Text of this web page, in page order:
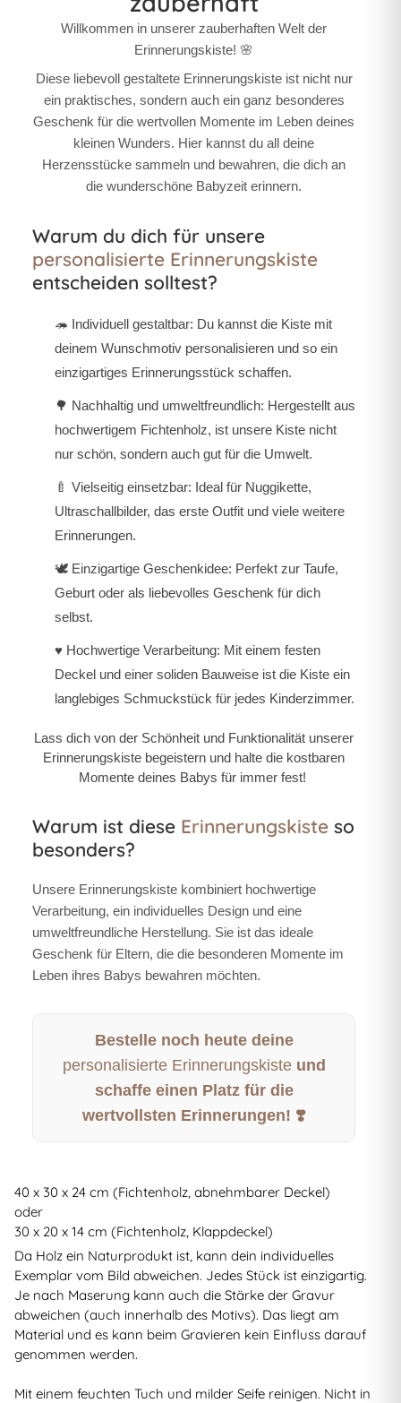
Willkommen in unserer zauberhaften Welt der
Erinnerungskiste! 🌸
Diese liebevoll gestaltete Erinnerungskiste ist nicht nur
ein praktisches, sondern auch ein ganz besonderes
Geschenk für die wertvollen Momente im Leben deines
kleinen Wunders. Hier kannst du all deine
Herzensstücke sammeln und bewahren, die dich an
die wunderschöne Babyzeit erinnern.
Warum du dich für unsere
personalisierte Erinnerungskiste
entscheiden solltest?
🦔 Individuell gestaltbar: Du kannst die Kiste mit
deinem Wunschmotiv personalisieren und so ein
einzigartiges Erinnerungsstück schaffen.
🌳 Nachhaltig und umweltfreundlich: Hergestellt aus
hochwertigem Fichtenholz, ist unsere Kiste nicht
nur schön, sondern auch gut für die Umwelt.
🍼 Vielseitig einsetzbar: Ideal für Nuggikette,
Ultraschallbilder, das erste Outfit und viele weitere
Erinnerungen.
🕊️ Einzigartige Geschenkidee: Perfekt zur Taufe,
Geburt oder als liebevolles Geschenk für dich
selbst.
♥️ Hochwertige Verarbeitung: Mit einem festen
Deckel und einer soliden Bauweise ist die Kiste ein
langlebiges Schmuckstück für jedes Kinderzimmer.
Lass dich von der Schönheit und Funktionalität unserer
Erinnerungskiste begeistern und halte die kostbaren
Momente deines Babys für immer fest!
Warum ist diese Erinnerungskiste so
besonders?
Unsere Erinnerungskiste kombiniert hochwertige
Verarbeitung, ein individuelles Design und eine
umweltfreundliche Herstellung. Sie ist das ideale
Geschenk für Eltern, die die besonderen Momente im
Leben ihres Babys bewahren möchten.
Bestelle noch heute deine
personalisierte Erinnerungskisteund
schaffe einen Platz für die
wertvollsten Erinnerungen! ❣️
40 x 30 x 24 cm (Fichtenholz, abnehmbarer Deckel)
oder
30 x 20 x 14 cm (Fichtenholz, Klappdeckel)
Da Holz ein Naturprodukt ist, kann dein individuelles
Exemplar vom Bild abweichen. Jedes Stück ist einzigartig.
Je nach Maserung kann auch die Stärke der Gravur
abweichen (auch innerhalb des Motivs). Das liegt am
Material und es kann beim Gravieren kein Einfluss darauf
genommen werden.
Mit einem feuchten Tuch und milder Seife reinigen. Nicht in